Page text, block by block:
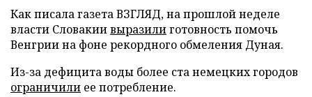
Как писала газета ВЗГЛЯД, на прошлой неделе
власти Словакиивыразилиготовность помочь
Венгрии на фоне рекордного обмеления Дуная.
Из-за дефицита воды более ста немецких городов
ограничили ее потребление.